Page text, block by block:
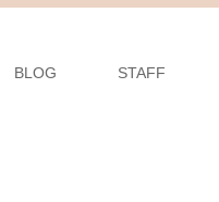
BLOG STAFF